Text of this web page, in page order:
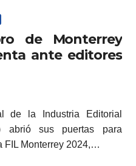
de Monterrey
ante editores
de la Industria Editorial
abrió sus puertas para
FIL Monterrey 2024,…